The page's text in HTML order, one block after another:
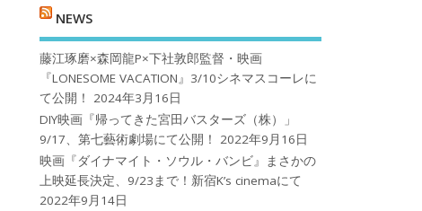
NEWS
藤江琢磨×森岡龍P×下社敦郎監督・映画
『LONESOME VACATION』3/10シネマスコーレに
て公開！
2024年3月16日
DIY映画『帰ってきた宮田バスターズ（株）」
9/17、第七藝術劇場にて公開！
2022年9月16日
映画『ダイナマイト・ソウル・バンビ』まさかの
上映延長決定、9/23まで！新宿K’s cinemaにて
2022年9月14日